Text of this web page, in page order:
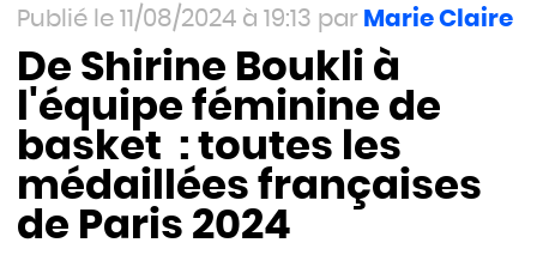
11/08/2024 à 19:13 Marie Claire
De Shirine Boukli à
l'équipe féminine de
basket : toutes les
médaillées françaises
de Paris 2024